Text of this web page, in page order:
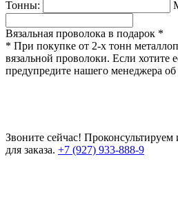
Тонны:
Вязальная проволока в подарок *
* При покупке от 2-х тонн
вязальной проволоки. Если хотите
предупредите нашего менеджера об
Звоните сейчас!
для заказа. +7 (927) 933-888-9